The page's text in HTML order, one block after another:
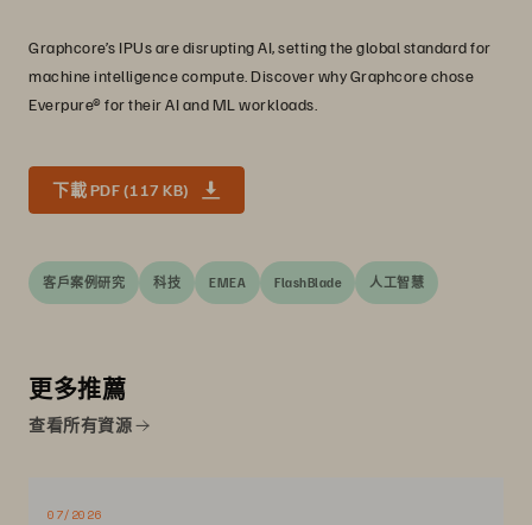
Graphcore’s IPUs are disrupting AI, setting the global standard for
machine intelligence compute. Discover why Graphcore chose
Everpure® for their AI and ML workloads.
下載 PDF (117 KB)
客戶案例研究 科技 EMEA FlashBlade 人工智慧
更多推薦
查看所有資源
07/2026